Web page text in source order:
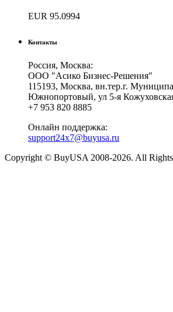
EUR 95.0994
Контакты
Россия, Москва:
ООО "Асико Бизнес-Решения"
115193, Москва, вн.тер.г.
Южнопортовый, ул 5-я
+7 953 820 8885
Онлайн поддержка:
support24x7@buyusa.ru
Copyright © BuyUSA 2008-2026. All Rights